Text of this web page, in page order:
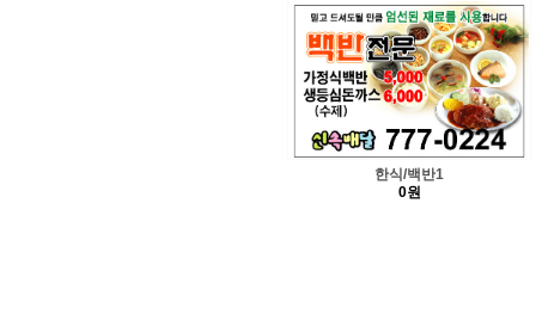
한식/백반1
0원